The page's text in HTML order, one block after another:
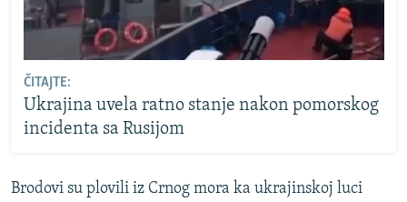
ČITAJTE:
Ukrajina uvela ratno stanje nakon pomorskog
incidenta sa Rusijom
Brodovi su plovili iz Crnog mora ka ukrajinskoj luci